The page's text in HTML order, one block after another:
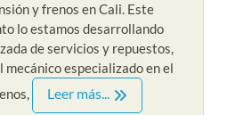
y frenos en Cali. Este
lo estamos desarrollando
de servicios y repuestos,
especializado en el
Leer más...